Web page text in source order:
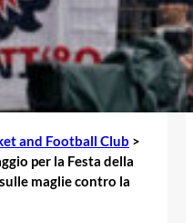
and Football Club >
per la Festa della
maglie contro la